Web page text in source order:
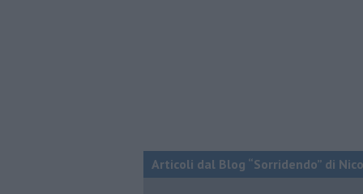
Articoli dal Blog “Sorridendo” di